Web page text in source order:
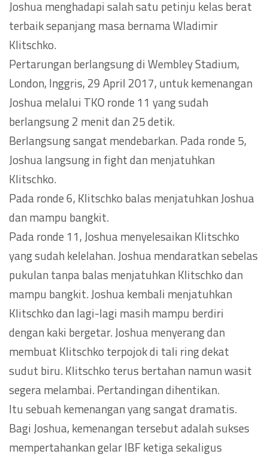
Joshua menghadapi salah satu petinju kelas berat
terbaik sepanjang masa bernama Wladimir
Klitschko.
Pertarungan berlangsung di Wembley Stadium,
London, Inggris, 29 April 2017, untuk kemenangan
Joshua melalui TKO ronde 11 yang sudah
berlangsung 2 menit dan 25 detik.
Berlangsung sangat mendebarkan. Pada ronde 5,
Joshua langsung in fight dan menjatuhkan
Klitschko.
Pada ronde 6, Klitschko balas menjatuhkan Joshua
dan mampu bangkit.
Pada ronde 11, Joshua menyelesaikan Klitschko
yang sudah kelelahan. Joshua mendaratkan sebelas
pukulan tanpa balas menjatuhkan Klitschko dan
mampu bangkit. Joshua kembali menjatuhkan
Klitschko dan lagi-lagi masih mampu berdiri
dengan kaki bergetar. Joshua menyerang dan
membuat Klitschko terpojok di tali ring dekat
sudut biru. Klitschko terus bertahan namun wasit
segera melambai. Pertandingan dihentikan.
Itu sebuah kemenangan yang sangat dramatis.
Bagi Joshua, kemenangan tersebut adalah sukses
mempertahankan gelar IBF ketiga sekaligus